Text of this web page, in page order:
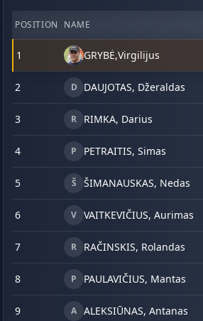
POSITION NAME
1 GRYBĖ,Virgilijus
2 D DAUJOTAS, Džeraldas
3 R RIMKA, Darius
4 P PETRAITIS, Simas
5 Š ŠIMANAUSKAS, Nedas
6 V VAITKEVIČIUS, Aurimas
7 R RAČINSKIS, Rolandas
8 P PAULAVIČIUS, Mantas
9 A ALEKSIŪNAS, Antanas